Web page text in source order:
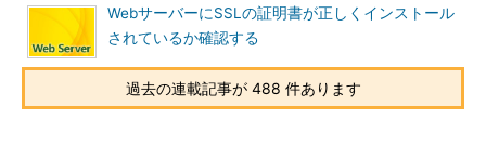
ディスクが認識されると自動的に［ディスクの書き込み］ウィ
ザードが起動するので、指示に従って、ディスクのタイトルを付
ける。Windows 7／Windows Server 2008 R2では、「USBフラ
WebサーバーにSSLの証明書が正しくインストール
されているか確認する
過去の連載記事が 488 件あります